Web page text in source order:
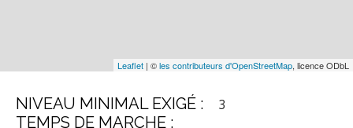
Leaflet | ©les contributeurs d'OpenStreetMap, licence ODbL
NIVEAU MINIMAL EXIGÉ : 3
TEMPS DE MARCHE :